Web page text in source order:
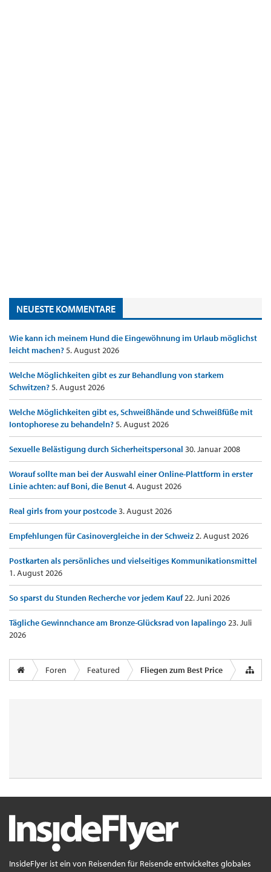
NEUESTE KOMMENTARE
Wie kann ich meinem Hund die Eingewöhnung im Urlaub möglichst
leicht machen?5. August 2026
Welche Möglichkeiten gibt es zur Behandlung von starkem
Schwitzen?5. August 2026
Welche Möglichkeiten gibt es, Schweißhände und Schweißfüße mit
Iontophorese zu behandeln?5. August 2026
Sexuelle Belästigung durch Sicherheitspersonal 30. Januar 2008
Worauf sollte man bei der Auswahl einer Online-Plattform in erster
Linie achten: auf Boni, die Benut4. August 2026
Real girls from your postcode3. August 2026
Empfehlungen für Casinovergleiche in der Schweiz2. August 2026
Postkarten als persönliches und vielseitiges Kommunikationsmittel
1. August 2026
So sparst du Stunden Recherche vor jedem Kauf22. Juni 2026
Tägliche Gewinnchance am Bronze-Glücksrad von lapalingo23. Juli
2026
Foren Featured Fliegen zum Best Price
InsideFlyer ist ein von Reisenden für Reisende entwickeltes globales